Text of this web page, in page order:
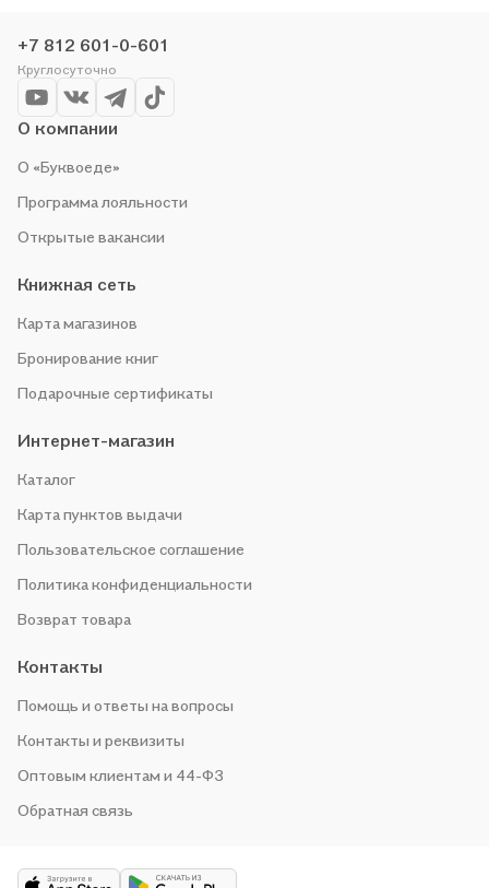
выгоду!
+7 812 601-0-601
Круглосуточно
О компании
О «Буквоеде»
Программа лояльности
Открытые вакансии
Книжная сеть
Карта магазинов
Бронирование книг
Подарочные сертификаты
Интернет-магазин
Каталог
Карта пунктов выдачи
Пользовательское соглашение
Политика конфиденциальности
Возврат товара
Контакты
Помощь и ответы на вопросы
Контакты и реквизиты
Оптовым клиентам и 44-ФЗ
Обратная связь